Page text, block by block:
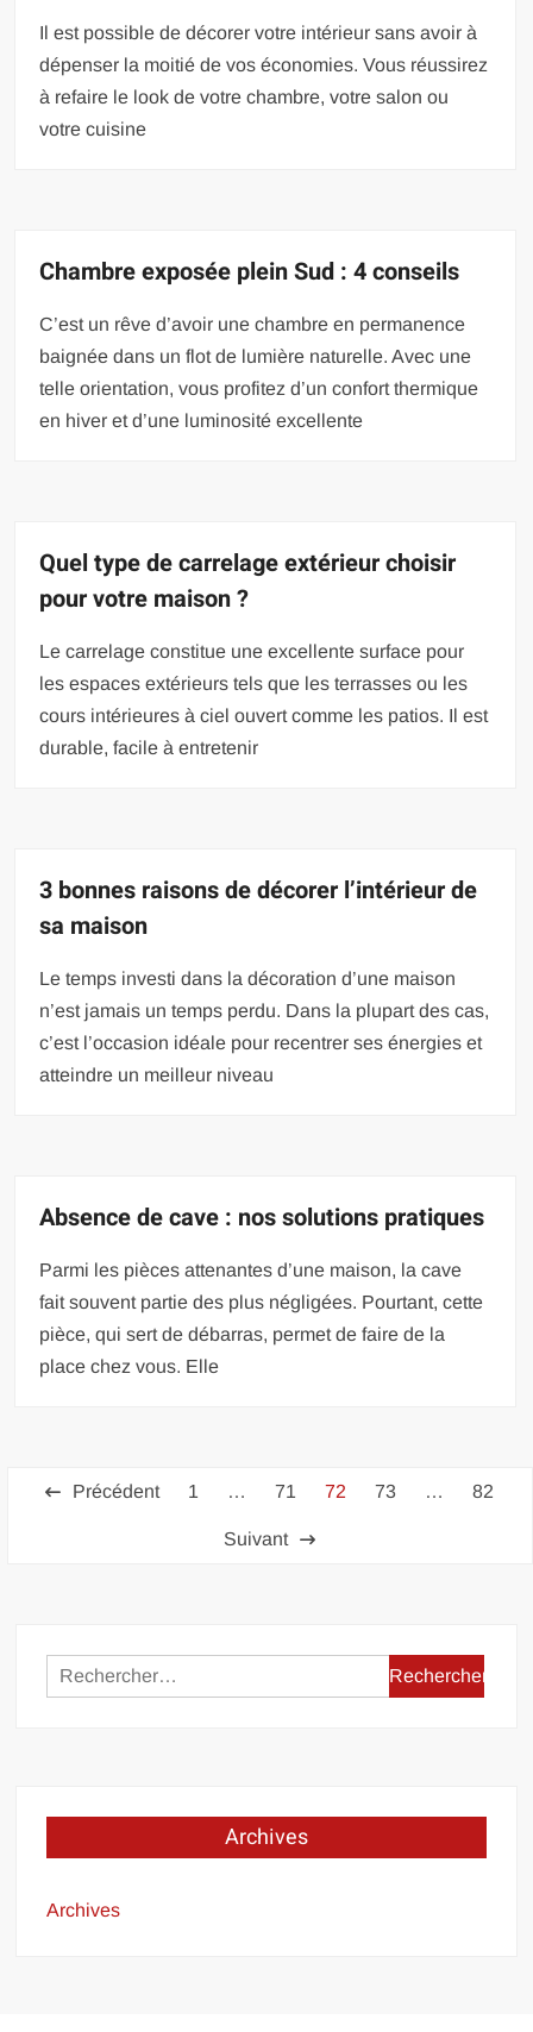
Il est possible de décorer votre intérieur sans avoir à
dépenser la moitié de vos économies. Vous réussirez
à refaire le look de votre chambre, votre salon ou
votre cuisine
Chambre exposée plein Sud : 4 conseils
C’est un rêve d’avoir une chambre en permanence
baignée dans un flot de lumière naturelle. Avec une
telle orientation, vous profitez d’un confort thermique
en hiver et d’une luminosité excellente
Quel type de carrelage extérieur choisir
pour votre maison ?
Le carrelage constitue une excellente surface pour
les espaces extérieurs tels que les terrasses ou les
cours intérieures à ciel ouvert comme les patios. Il est
durable, facile à entretenir
3 bonnes raisons de décorer l’intérieur de
sa maison
Le temps investi dans la décoration d’une maison
n’est jamais un temps perdu. Dans la plupart des cas,
c’est l’occasion idéale pour recentrer ses énergies et
atteindre un meilleur niveau
Absence de cave : nos solutions pratiques
Parmi les pièces attenantes d’une maison, la cave
fait souvent partie des plus négligées. Pourtant, cette
pièce, qui sert de débarras, permet de faire de la
place chez vous. Elle
Pagination
Précédent 1 … 71 72 73 … 82
Suivant
Rechercher :
Archives
Archives